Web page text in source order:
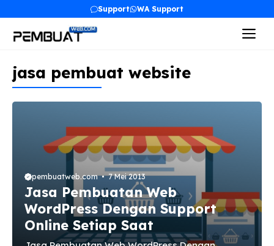
Support WA Support
jasa pembuat website
pembuatweb.com 7 Mei 2013
Jasa Pembuatan Web
WordPress Dengan Support
Online Setiap Saat